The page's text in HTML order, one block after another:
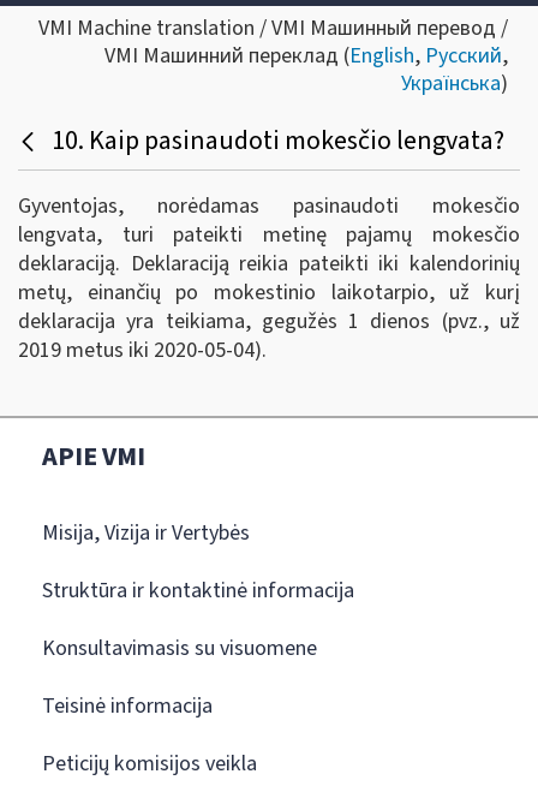
VMI Machine translation / VMI Машинный перевод /
VMI Машинний переклад (English, Русский,
Українська)
10. Kaip pasinaudoti mokesčio lengvata?
Gyventojas, norėdamas pasinaudoti mokesčio
lengvata, turi pateikti metinę pajamų mokesčio
deklaraciją. Deklaraciją reikia pateikti iki kalendorinių
metų, einančių po mokestinio laikotarpio, už kurį
deklaracija yra teikiama, gegužės 1 dienos (pvz., už
2019 metus iki 2020-05-04).
APIE VMI
Misija, Vizija ir Vertybės
Struktūra ir kontaktinė informacija
Konsultavimasis su visuomene
Teisinė informacija
Peticijų komisijos veikla